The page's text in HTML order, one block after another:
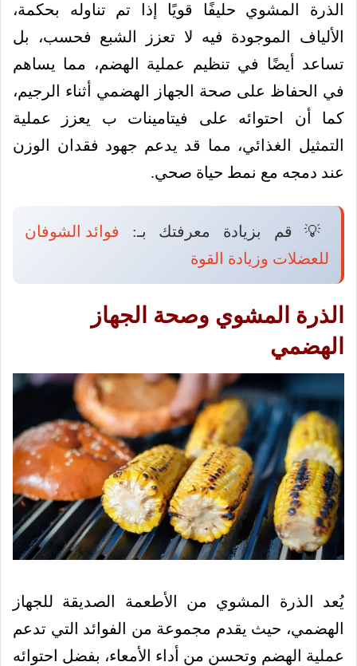
الذرة المشوي حليفًا قويًا إذا تم تناوله بحكمة،
الألياف الموجودة فيه لا تعزز الشبع فحسب، بل
تساعد أيضًا في تنظيم عملية الهضم، مما يساهم
في الحفاظ على صحة الجهاز الهضمي أثناء الرجيم،
كما أن احتوائه على فيتامينات ب يعزز عملية
التمثيل الغذائي، مما قد يدعم جهود فقدان الوزن
عند دمجه مع نمط حياة صحي.
💡 قم بزيادة معرفتك بـ: فوائد الشوفان
للعضلات وزيادة القوة
الذرة المشوي وصحة الجهاز
الهضمي
يُعد الذرة المشوي من الأطعمة الصديقة للجهاز
الهضمي، حيث يقدم مجموعة من الفوائد التي تدعم
عملية الهضم وتحسن من أداء الأمعاء، بفضل احتوائه